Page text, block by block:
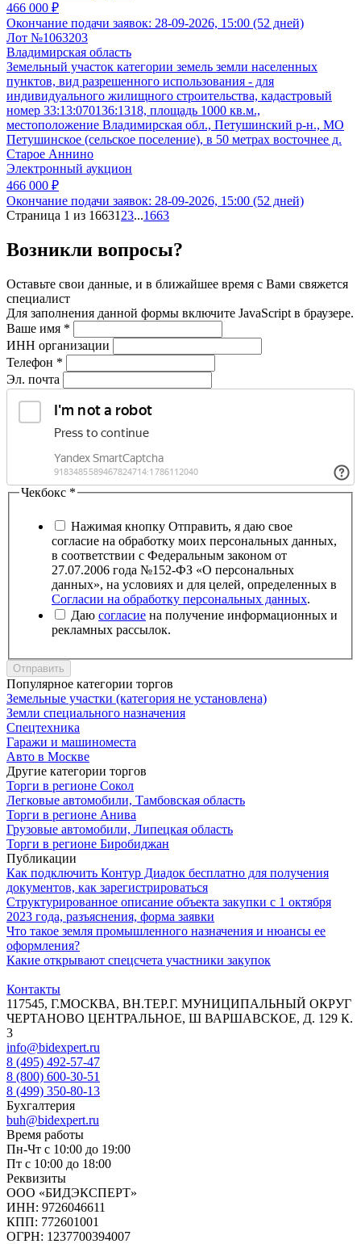
466 000 ₽
Окончание подачи заявок: 28-09-2026, 15:00 (52 дней)
Лот №1063203
Владимирская область
Земельный участок категории земель земли населенных
пунктов, вид разрешенного использования - для
индивидуального жилищного строительства, кадастровый
номер 33:13:070136:1318, площадь 1000 кв.м.,
местоположение Владимирская обл., Петушинский р-н., МО
Петушинское (сельское поселение), в 50 метрах восточнее д.
Старое Аннино
Электронный аукцион
466 000 ₽
Окончание подачи заявок: 28-09-2026, 15:00 (52 дней)
Страница 1 из 16631 23...1663
Возникли вопросы?
Оставьте свои данные, и в ближайшее время с Вами свяжется
специалист
Для заполнения данной формы включите JavaScript в браузере.
Ваше имя *
ИНН организации
Телефон *
Эл. почта
Чекбокс *
Нажимая кнопку Отправить, я даю свое
согласие на обработку моих персональных данных,
в соответствии с Федеральным законом от
27.07.2006 года №152-ФЗ «О персональных
данных», на условиях и для целей, определенных в
Согласии на обработку персональных данных.
Даю согласие на получение информационных и
рекламных рассылок.
Отправить
Популярное категории торгов
Земельные участки (категория не установлена)
Земли специального назначения
Спецтехника
Гаражи и машиноместа
Авто в Москве
Другие категории торгов
Торги в регионе Сокол
Легковые автомобили, Тамбовская область
Торги в регионе Анива
Грузовые автомобили, Липецкая область
Торги в регионе Биробиджан
Публикации
Как подключить Контур Диадок бесплатно для получения
документов, как зарегистрироваться
Структурированное описание объекта закупки с 1 октября
2023 года, разъяснения, форма заявки
Что такое земля промышленного назначения и нюансы ее
оформления?
Какие открывают спецсчета участники закупок
Контакты
117545, Г.МОСКВА, ВН.ТЕР.Г. МУНИЦИПАЛЬНЫЙ ОКРУГ
ЧЕРТАНОВО ЦЕНТРАЛЬНОЕ, Ш ВАРШАВСКОЕ, Д. 129 К.
3
info@bidexpert.ru
8 (495) 492-57-47
8 (800) 600-30-51
8 (499) 350-80-13
Бухгалтерия
buh@bidexpert.ru
Время работы
Пн-Чт с 10:00 до 19:00
Пт с 10:00 до 18:00
Реквизиты
ООО «БИДЭКСПЕРТ»
ИНН: 9726046611
КПП: 772601001
ОГРН: 1237700394007